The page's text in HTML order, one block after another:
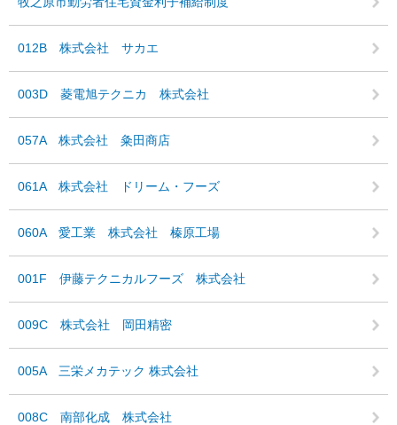
012B 株式会社 サカエ
003D 菱電旭テクニカ 株式会社
057A 株式会社 粂田商店
061A 株式会社 ドリーム・フーズ
060A 愛工業 株式会社 榛原工場
001F 伊藤テクニカルフーズ 株式会社
009C 株式会社 岡田精密
005A 三栄メカテック 株式会社
008C 南部化成 株式会社